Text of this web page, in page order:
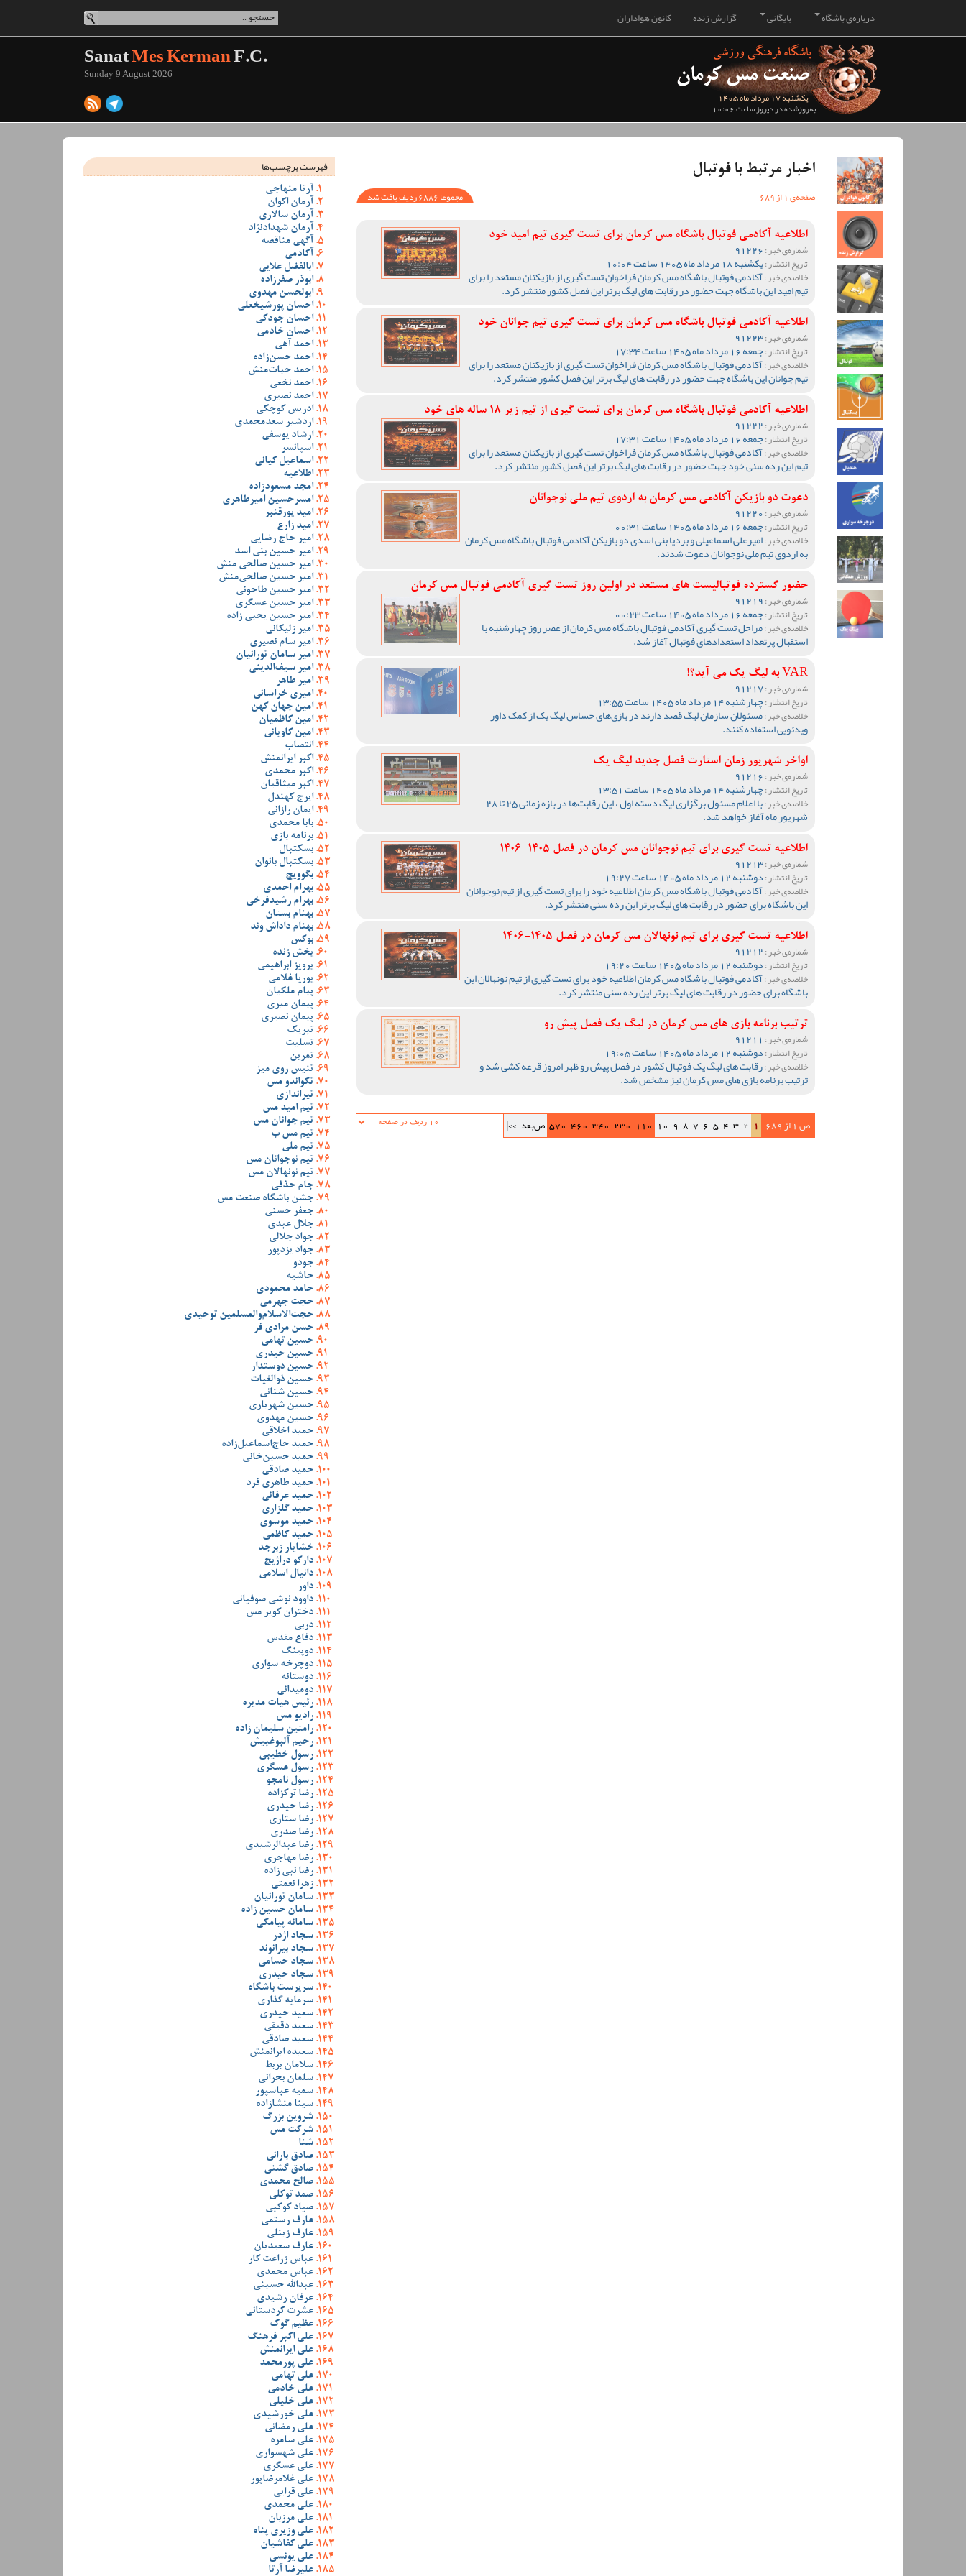
کانون هواداران گزارش زنده بایگانی درباره‌ی باشگاه
یکشنبه 17 مرداد ماه 1405
به‌روزشده در دیروز ساعت 10:06
SanatMes KermanF.C.
Sunday 9 August 2026
اخبار مرتبط با فوتبال
صفحه‌ی 1 از 689
مجموعا 6886 ردیف یافت شد
اطلاعیه آکادمی فوتبال باشگاه مس کرمان برای تست گیری تیم امید خود
شماره‌ی خبر :
تاریخ انتشار :یکشنبه 18 مرداد ماه 1405 ساعت 10:04
خلاصه‌ی خبر :آکادمی فوتبال باشگاه مس کرمان فراخوان تست گیری از بازیکنان مستعد را برای
تیم امید این باشگاه جهت حضور در رقابت های لیگ برتر این فصل کشور منتشر کرد.
اطلاعیه آکادمی فوتبال باشگاه مس کرمان برای تست گیری تیم جوانان خود
شماره‌ی خبر :91223
تاریخ انتشار :جمعه 16 مرداد ماه 1405 ساعت 17:34
خلاصه‌ی خبر :آکادمی فوتبال باشگاه مس کرمان فراخوان تست گیری از بازیکنان مستعد را برای
تیم جوانان این باشگاه جهت حضور در رقابت های لیگ برتر این فصل کشور منتشر کرد.
اطلاعیه آکادمی فوتبال باشگاه مس کرمان برای تست گیری از تیم زیر 18 ساله های خود
شماره‌ی خبر :
تاریخ انتشار :جمعه 16 مرداد ماه 1405 ساعت 17:31
خلاصه‌ی خبر :آکادمی فوتبال باشگاه مس کرمان فراخوان تست گیری از بازیکنان مستعد را برای
تیم این رده سنی خود جهت حضور در رقابت های لیگ برتر این فصل کشور منتشر کرد.
دعوت دو بازیکن آکادمی مس کرمان به اردوی تیم ملی نوجوانان
شماره‌ی خبر :
تاریخ انتشار :جمعه 16 مرداد ماه 1405 ساعت 00:31
خلاصه‌ی خبر :امیرعلی اسماعیلی و بردیا بنی اسدی دو بازیکن آکادمی فوتبال باشگاه مس کرمان
به اردوی تیم ملی نوجوانان دعوت شدند.
حضور گسترده فوتبالیست های مستعد در اولین روز تست گیری آکادمی فوتبال مس کرمان
شماره‌ی خبر :
تاریخ انتشار :جمعه 16 مرداد ماه 1405 ساعت 00:23
خلاصه‌ی خبر :مراحل تست گیری آکادمی فوتبال باشگاه مس کرمان از عصر روز چهارشنبه با
استقبال پرتعداد استعدادهای فوتبال آغاز شد.
VAR به لیگ یک می آید؟!
شماره‌ی خبر :91217
تاریخ انتشار :چهارشنبه 14 مرداد ماه 1405 ساعت 13:55
خلاصه‌ی خبر :مسئولان سازمان لیگ قصد دارند در بازی‌های حساس لیگ یک از کمک داور
ویدئویی استفاده کنند.
اواخر شهریور زمان استارت فصل جدید لیگ یک
شماره‌ی خبر :
تاریخ انتشار :چهارشنبه 14 مرداد ماه 1405 ساعت 13:51
خلاصه‌ی خبر : با اعلام مسئول برگزاری لیگ دسته اول ، این رقابت‌ها در بازه زمانی 25 تا 28
شهریور ماه آغاز خواهد شد.
اطلاعیه تست گیری برای تیم نوجوانان مس کرمان در فصل 1405_1406
شماره‌ی خبر :91213
تاریخ انتشار :دوشنبه 12 مرداد ماه 1405 ساعت 19:27
خلاصه‌ی خبر :آکادمی فوتبال باشگاه مس کرمان اطلاعیه خود را برای تست گیری از تیم نوجوانان
این باشگاه برای حضور در رقابت های لیگ برتر این رده سنی منتشر کرد.
اطلاعیه تست گیری برای تیم نونهالان مس کرمان در فصل 1405-1406
شماره‌ی خبر :
تاریخ انتشار :دوشنبه 12 مرداد ماه 1405 ساعت 19:20
خلاصه‌ی خبر :آکادمی فوتبال باشگاه مس کرمان اطلاعیه خود برای تست گیری از تیم نونهالان این
باشگاه برای حضور در رقابت های لیگ برتر این رده سنی منتشر کرد.
ترتیب برنامه بازی های مس کرمان در لیگ یک فصل پیش رو
شماره‌ی خبر :
تاریخ انتشار :دوشنبه 12 مرداد ماه 1405 ساعت 19:05
خلاصه‌ی خبر :رقابت های لیگ یک فوتبال کشور در فصل پیش رو ظهر امروز قرعه کشی شد و
ترتیب برنامه بازی های مس کرمان نیز مشخص شد.
ص 1 از 689 1
2
3
4
5
6
7
8
9
10
110
230
340
460
570 ص‌بعد >>|
فهرست برچسب‌ها
آرتا منهاجی
آرمان اکوان
آرمان سالاری
آرمان شهدادنژاد
آگهی مناقصه
آکادمی
ابالفضل علایی
ابوذر صفرزاده
ابولحسن مهدوی
احسان پورشیخعلی
احسان جودکی
احسان خادمی
احمد آهی
احمد حسن‌زاده
احمد حیات‌منش
احمد نخعی
احمد نصیری
ادریس کوچکی
اردشیر سعدمحمدی
ارشاد یوسفی
اسپانسر
اسماعیل کیانی
اطلاعیه
امجد مسعودزاده
امسرحسین امیرطاهری
امید پورقنبر
امید زارع
امیر حاج رضایی
امیر حسین بنی اسد
امیر حسین صالحی منش
امیر حسین صالحی‌منش
امیر حسین طاحونی
امیر حسین عسگری
امیر حسین یحیی زاده
امیر زلیکانی
امیر سام نصیری
امیر سامان تورانیان
امیر سیف‌الدینی
امیر طاهر
امیری خراسانی
امین جهان کهن
امین کاظمیان
امین کاویانی
انتصاب
اکبر ایرانمنش
اکبر محمدی
اکبر میثاقیان
ایرج کهندل
ایمان رازانی
بابا محمدی
برنامه بازی
بسکتبال
بسکتبال بانوان
بگوویچ
بهرام احمدی
بهرام رشیدفرخی
بهنام بستان
بهنام داداش وند
بوکس
پخش زنده
پرویز ابراهیمی
پوریا غلامی
پیام ملکیان
پیمان میری
پیمان نصیری
تبریک
تسلیت
تمرین
تنیس روی میز
تکواندو مس
تیراندازی
تیم امید مس
تیم جوانان مس
تیم مس ب
تیم ملی
تیم نوجوانان مس
تیم نونهالان مس
جام حذفی
جشن باشگاه صنعت مس
جعفر حسنی
جلال عبدی
جواد جلالی
جواد یزدپور
جودو
حاشیه
حامد محمودی
حجت جهرمی
حجت‌الاسلام‌والمسلمین توحیدی
حسن مرادی فر
حسین تهامی
حسین حیدری
حسین دوستدار
حسین ذوالغیاث
حسین شنانی
حسین شهریاری
حسین مهدوی
حمید اخلاقی
حمید حاج‌اسماعیل‌زاده
حمید حسین‌خانی
حمید صادقی
حمید طاهری فرد
حمید عرفانی
حمید گلزاری
حمید موسوی
حمید کاظمی
خشایار زبرجد
دارکو دراژیچ
دانیال اسلامی
داور
داوود نوشی صوفیانی
دختران کویر مس
دربی
دفاع مقدس
دوپینگ
دوچرخه سواری
دوستانه
دومیدانی
رئیس هیات مدیره
رادیو مس
رامتین سلیمان زاده
رحیم آلبوغبیش
رسول خطیبی
رسول عسگری
رسول نامجو
رضا ترکزاده
رضا حیدری
رضا ستاری
رضا صدری
رضا عبدالرشیدی
رضا مهاجری
رضا نبی زاده
زهرا نعمتی
سامان تورانیان
سامان حسین زاده
سامانه پیامکی
سجاد اژدر
سجاد بیرانوند
سجاد حسامی
سجاد حیدری
سرپرست باشگاه
سرمایه گذاری
سعید حیدری
سعید دقیقی
سعید صادقی
سعیده ایرانمنش
سلامان بربط
سلمان بحرانی
سمیه عباسپور
سینا منشازاده
شروین بزرگ
شرکت مس
شنا
صادق بارانی
صادق گشنی
صالح محمدی
صمد توکلی
صیاد کوکبی
عارف رستمی
عارف زینلی
عارف سعیدیان
عباس زراعت کار
عباس محمدی
عبدالله حسینی
عرفان رشیدی
عشرت کردستانی
عظیم گوک
علی اکبر فرهنگ
علی ایرانمنش
علی پورمحمد
علی تهامی
علی خادمی
علی خلیلی
علی خورشیدی
علی رمضانی
علی سامره
علی شهسواری
علی عسگری
علی غلامرضاپور
علی قرایی
علی محمدی
علی مرزبان
علی وزیری پناه
علی کفاشیان
علی یونسی
علیرضا آرتا